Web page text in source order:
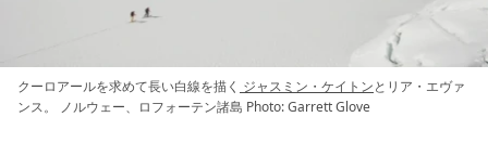
クーロアールを求めて長い白線を描く ジャスミン・ケイトンとリア・エヴァ
ンス。 ノルウェー、ロフォーテン諸島 Photo: Garrett Glove